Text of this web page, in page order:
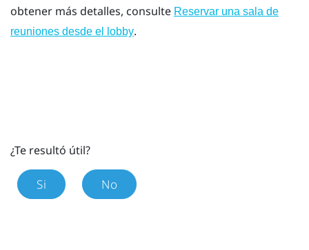
obtener más detalles, consulte Reservar una sala de
reuniones desde el lobby.
¿Te resultó útil?
Si No